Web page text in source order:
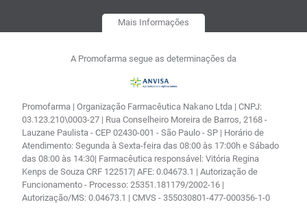
Mais Informações
A Promofarma segue as determinações da
Promofarma | Organização Farmacêutica Nakano Ltda | CNPJ:
03.123.210\0003-27 | Rua Conselheiro Moreira de Barros, 2168 -
Lauzane Paulista - CEP 02430-001 - São Paulo - SP | Horário de
Atendimento: Segunda à Sexta-feira das 08:00 às 17:00h e Sábado
das 08:00 às 14:30| Farmacêutica responsável: Vitória Regina
Kenps de Souza CRF 122517| AFE: 0.04673.1 | Autorização de
Funcionamento - Processo: 25351.181179/2002-16 |
Autorização/MS: 0.04673.1 | CMVS - 355030801-477-000356-1-0